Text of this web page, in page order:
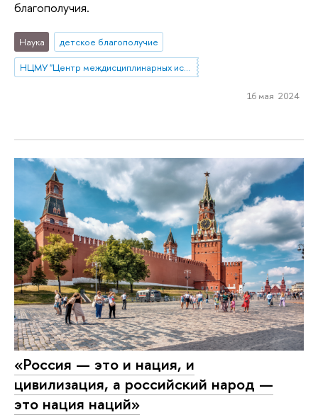
благополучия.
Наука
детское благополучие
НЦМУ "Центр междисциплинарных исследований человеческого потенциала"
16 мая 2024
«Россия — это и нация, и
цивилизация, а российский народ —
это нация наций»